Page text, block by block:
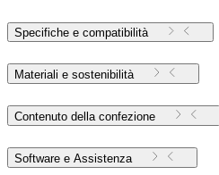
Specifiche e compatibilità
Materiali e sostenibilità
Contenuto della confezione
Software e Assistenza